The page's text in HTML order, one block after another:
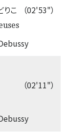
（02'53"）
りこ
（02'11"）